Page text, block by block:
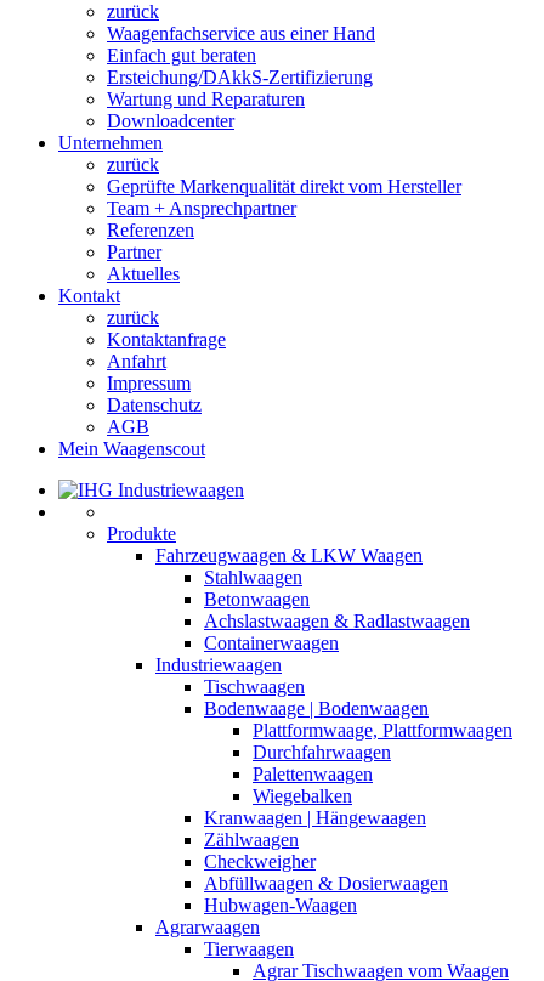
zurück
Waagenfachservice aus einer Hand
Einfach gut beraten
Ersteichung/DAkkS-Zertifizierung
Wartung und Reparaturen
Downloadcenter
Unternehmen
zurück
Geprüfte Markenqualität direkt vom Hersteller
Team + Ansprechpartner
Referenzen
Partner
Aktuelles
Kontakt
zurück
Kontaktanfrage
Anfahrt
Impressum
Datenschutz
AGB
Mein Waagenscout
Produkte
Fahrzeugwaagen & LKW Waagen
Stahlwaagen
Betonwaagen
Achslastwaagen & Radlastwaagen
Containerwaagen
Industriewaagen
Tischwaagen
Bodenwaage | Bodenwaagen
Plattformwaage, Plattformwaagen
Durchfahrwaagen
Palettenwaagen
Wiegebalken
Kranwaagen | Hängewaagen
Zählwaagen
Checkweigher
Abfüllwaagen & Dosierwaagen
Hubwagen-Waagen
Agrarwaagen
Tierwaagen
Agrar Tischwaagen vom Waagen